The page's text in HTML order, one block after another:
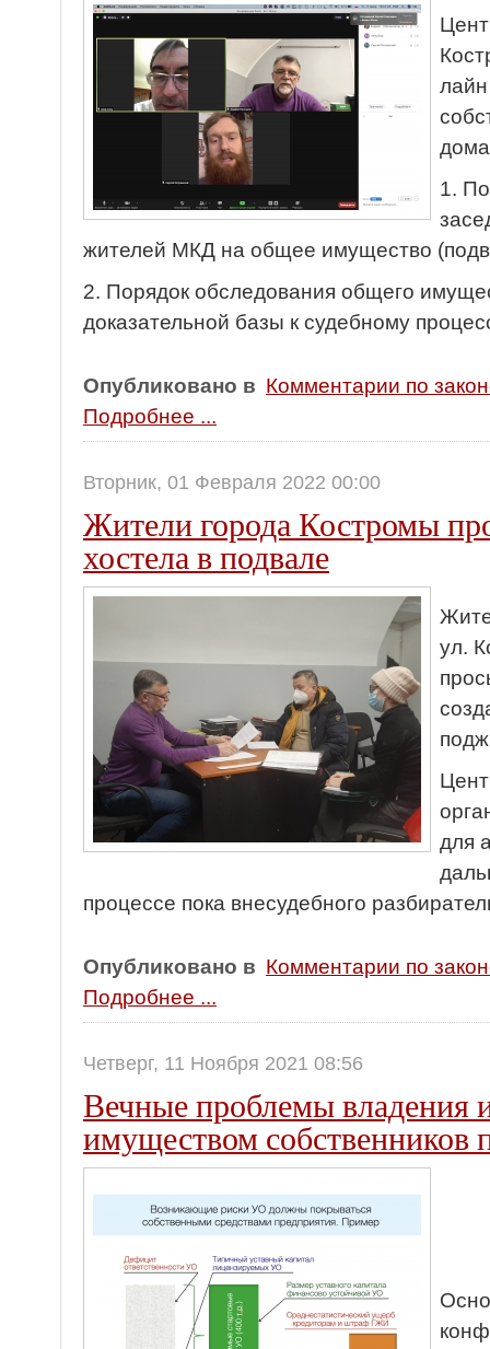
1.
жителей МКД на общее имущество
2. Порядок обследования общего
доказательной базы к судебному
Опубликовано в Комментарии по
Подробнее ...
Вторник, 01 Февраля 2022 00:00
Жители города Костромы
хостела в подвале
ул.
для
процессе пока внесудебного
Опубликовано в Комментарии по
Подробнее ...
Четверг, 11 Ноября 2021 08:56
Вечные проблемы владения
имуществом